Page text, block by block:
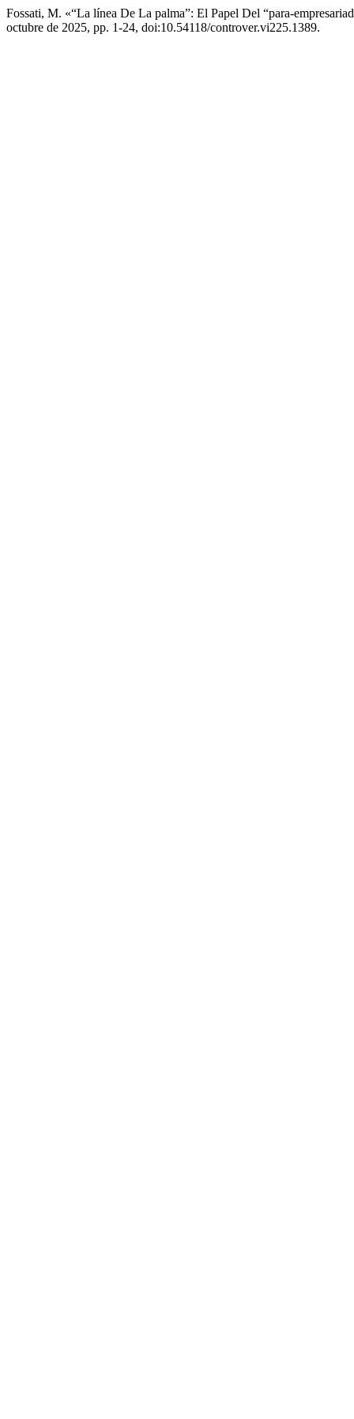
Fossati, M. «“La línea De La palma”: El Papel Del “para-
octubre de 2025, pp. 1-24, doi:10.54118/controver.vi225.1389.